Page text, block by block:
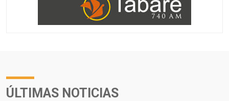
ÚLTIMAS NOTICIAS